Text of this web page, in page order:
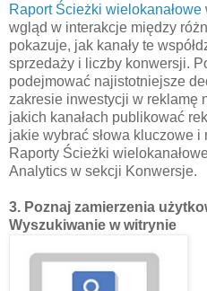
Raport Ścieżki wielokanałowe
wgląd w interakcje między
pokazuje, jak kanały te
sprzedaży i liczby konwersji.
podejmować najistotniejsze
zakresie inwestycji w reklamę
jakich kanałach publikować
jakie wybrać słowa kluczowe
Raporty Ścieżki
Analytics w sekcji Konwersje.
3. Poznaj zamierzenia
Wyszukiwanie w witrynie